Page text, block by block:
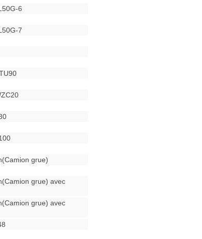
6
7
grue)
grue) avec
grue) avec